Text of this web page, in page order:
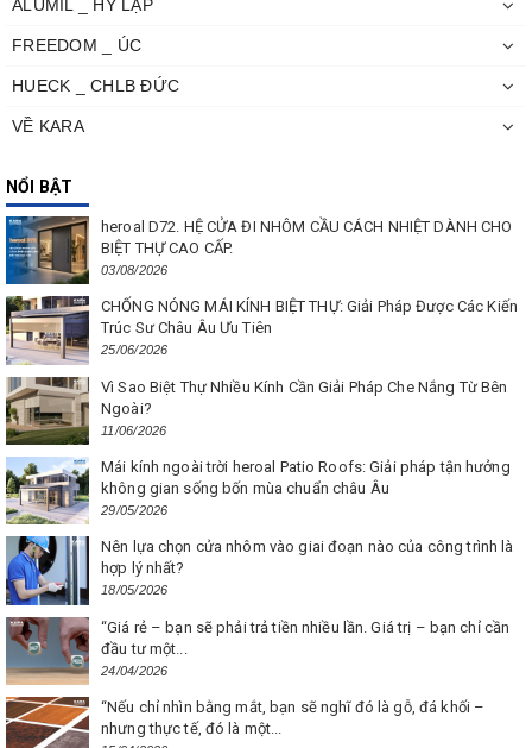
ALUMIL _ HY LẠP
FREEDOM _ ÚC
HUECK _ CHLB ĐỨC
VỀ KARA
NỔI BẬT
heroal D72. HỆ CỬA ĐI NHÔM CẦU CÁCH NHIỆT DÀNH CHO
BIỆT THỰ CAO CẤP.
03/08/2026
CHỐNG NÓNG MÁI KÍNH BIỆT THỰ: Giải Pháp Được Các Kiến
Trúc Sư Châu Âu Ưu Tiên
25/06/2026
Vì Sao Biệt Thự Nhiều Kính Cần Giải Pháp Che Nắng Từ Bên
Ngoài?
11/06/2026
Mái kính ngoài trời heroal Patio Roofs: Giải pháp tận hưởng
không gian sống bốn mùa chuẩn châu Âu
29/05/2026
Nên lựa chọn cửa nhôm vào giai đoạn nào của công trình là
hợp lý nhất?
18/05/2026
“Giá rẻ – bạn sẽ phải trả tiền nhiều lần. Giá trị – bạn chỉ cần
đầu tư một...
24/04/2026
“Nếu chỉ nhìn bằng mắt, bạn sẽ nghĩ đó là gỗ, đá khối –
nhưng thực tế, đó là một...